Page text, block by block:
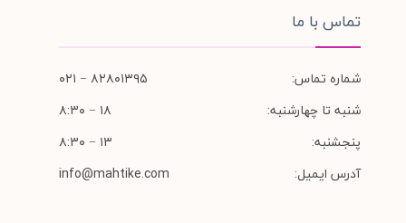
تماس با ما
شماره تماس:
۸۲۸۰۱۳۹۵ − ۰۲۱
شنبه تا چهارشنبه:
۱۸ − ۸:۳۰
پنجشنبه:
۱۳ − ۸:۳۰
آدرس ایمیل:
info@mahtike.com